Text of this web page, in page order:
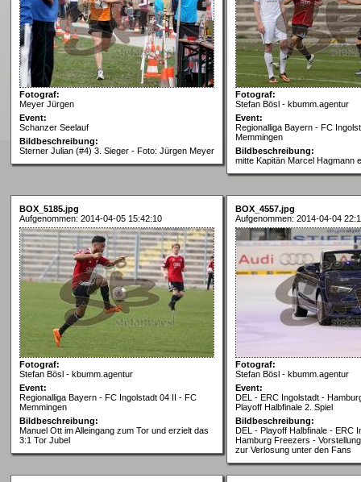
Fotograf:
Meyer Jürgen
Event:
Schanzer Seelauf
Bildbeschreibung:
Sterner Julian (#4) 3. Sieger - Foto: Jürgen Meyer
Fotograf:
Stefan Bösl - kbumm.agentur
Event:
Regionalliga Bayern - FC
Memmingen
Bildbeschreibung:
mitte Kapitän Marcel Hagmann
BOX_5185.jpg
Aufgenommen: 2014-04-05 15:42:10
Fotograf:
Stefan Bösl - kbumm.agentur
Event:
Regionalliga Bayern - FC Ingolstadt 04 II - FC
Memmingen
Bildbeschreibung:
Manuel Ott im Alleingang zum Tor und erzielt das
3:1 Tor Jubel
BOX_4557.jpg
Aufgenommen: 2014-04-04
Fotograf:
Stefan Bösl - kbumm.agentur
Event:
DEL - ERC Ingolstadt -
Playoff Halbfinale 2. Spiel
Bildbeschreibung:
DEL - Playoff Halbfinale - ERC
Hamburg Freezers -
zur Verlosung unter den Fans